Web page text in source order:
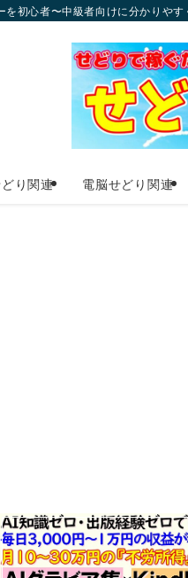
初心者〜中級者向けに分かりやす
り関連 電脳せどり関連